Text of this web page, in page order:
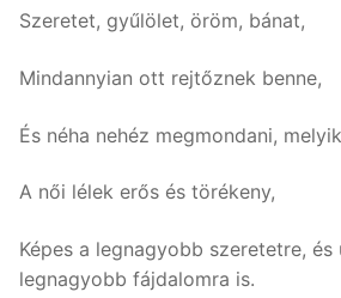
Szeretet, gyűlölet, öröm, bánat,
Mindannyian ott rejtőznek benne,
És néha nehéz megmondani,
A női lélek erős és törékeny,
Képes a legnagyobb szeretetre, és
legnagyobb fájdalomra is.